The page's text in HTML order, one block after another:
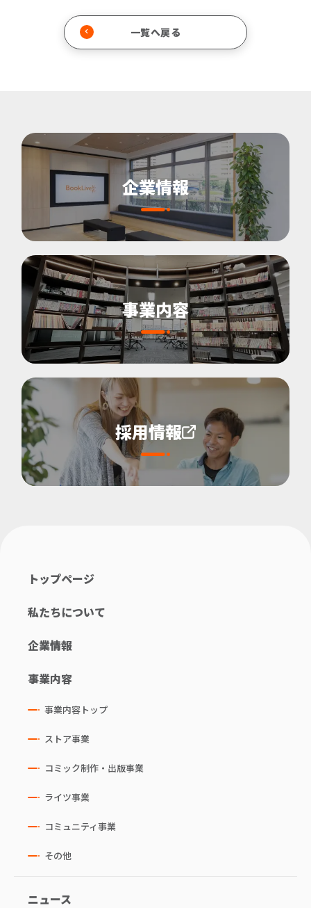
一覧へ戻る
企業情報
事業内容
採用情報
トップページ
私たちについて
企業情報
事業内容
事業内容トップ
ストア事業
コミック制作・出版事業
ライツ事業
コミュニティ事業
その他
ニュース